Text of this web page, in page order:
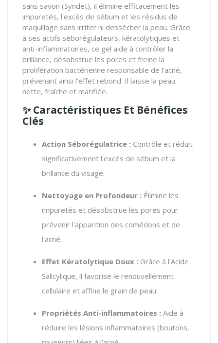
sans savon (Syndet), il élimine efficacement les
impuretés, l'excès de sébum et les résidus de
maquillage sans irriter ni dessécher la peau. Grâce
à ses actifs séborégulateurs, kératolytiques et
anti-inflammatoires, ce gel aide à contrôler la
brillance, désobstrue les pores et freine la
prolifération bactérienne responsable de l'acné,
prévenant ainsi l'effet rebond. Il laisse la peau
nette, fraîche et matifiée.
✨ Caractéristiques Et Bénéfices
Clés
Action Séborégulatrice : Contrôle et réduit
significativement l'excès de sébum et la
brillance du visage.
Nettoyage en Profondeur : Élimine les
impuretés et désobstrue les pores pour
prévenir l'apparition des comédons et de
l'acné.
Effet Kératolytique Doux : Grâce à l'Acide
Salicylique, il favorise le renouvellement
cellulaire et affine le grain de peau.
Propriétés Anti-inflammatoires : Aide à
réduire les lésions inflammatoires (boutons,